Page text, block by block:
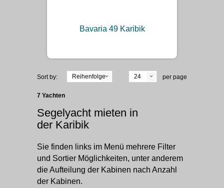
Bavaria 49 Karibik
Sort by: Reihenfolge 24 per page
7 Yachten
Segelyacht mieten in
der Karibik
Sie finden links im Menü mehrere Filter
und Sortier Möglichkeiten, unter anderem
die Aufteilung der Kabinen nach Anzahl
der Kabinen.